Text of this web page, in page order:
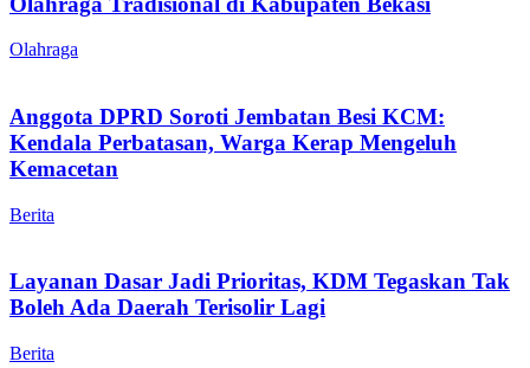
Olahraga
Anggota DPRD Soroti Jembatan Besi KCM:
Kendala Perbatasan, Warga Kerap Mengeluh
Kemacetan
Berita
Layanan Dasar Jadi Prioritas, KDM Tegaskan Tak
Boleh Ada Daerah Terisolir Lagi
Berita